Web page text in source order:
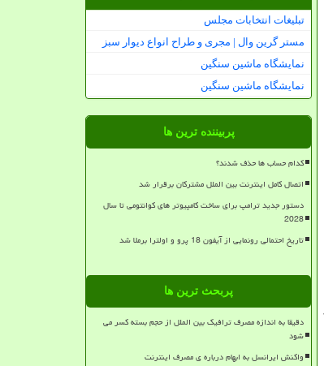
تبلیغات انتخابات مجلس
مستر گرین وال | مجری و طراح انواع دیوار سبز
نمایشگاه ماشین سنگین
نمایشگاه ماشین سنگین
پربیننده ترین ها
کدام حساب ها حذف شدند؟
اتصال کامل اینترنت بین الملل مشترکان برقرار شد
دستور جدید ترامپ برای ساخت کامپیوتر های کوانتومی تا سال
2028
تاریخ احتمالی رونمایی از آیفون 18 پرو و اولترا برملا شد
پربحث ترین ها
دقیقا به اندازه مصرف ترافیک بین الملل از حجم بسته کسر می
شود
واکنش ایرانسل به ابهام درباره ی مصرف اینترنت